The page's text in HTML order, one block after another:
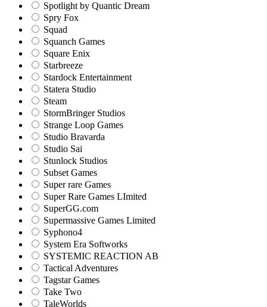
Spotlight by Quantic Dream
Spry Fox
Squad
Squanch Games
Square Enix
Starbreeze
Stardock Entertainment
Statera Studio
Steam
StormBringer Studios
Strange Loop Games
Studio Bravarda
Studio Sai
Stunlock Studios
Subset Games
Super rare Games
Super Rare Games LImited
SuperGG.com
Supermassive Games Limited
Syphono4
System Era Softworks
SYSTEMIC REACTION AB
Tactical Adventures
Tagstar Games
Take Two
TaleWorlds